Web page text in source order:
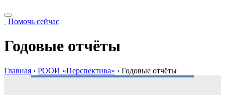
Помочь сейчас
Годовые отчёты
Главная › РООИ «Перспектива» › Годовые отчёты